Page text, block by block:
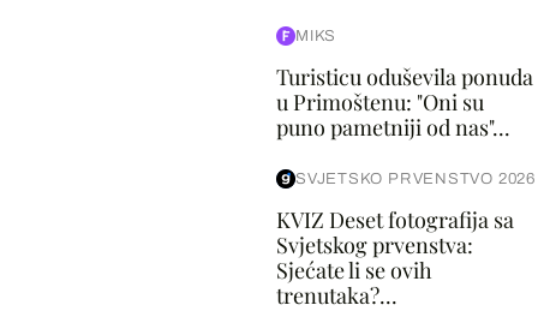
MIKS
Turisticu oduševila ponuda
u Primoštenu: "Oni su
puno pametniji od nas"...
SVJETSKO PRVENSTVO 2026
KVIZ Deset fotografija sa
Svjetskog prvenstva:
Sjećate li se ovih
trenutaka?...